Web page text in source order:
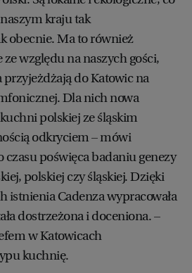
kraju tak
obecnie. Ma to również
względu na naszych gości,
przyjeżdżają do Katowic na
Dla nich nowa
polskiej ze śląskim
odkryciem – mówi
czasu poświęca badaniu genezy
polskiej czy śląskiej. Dzięki
istnienia Cadenza wypracowała
dostrzeżona i doceniona. –
w Katowicach
kuchnię.